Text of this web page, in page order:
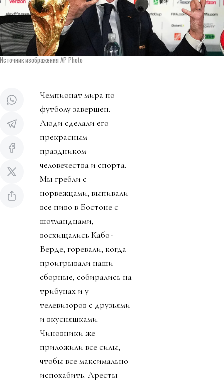
Источник изображения AP Photo
Чемпионат мира по
футболу завершен.
Люди сделали его
прекрасным
праздником
человечества и спорта.
Мы гребли с
норвежцами, выпивали
все пиво в Бостоне с
шотландцами,
восхищались Кабо-
Верде, горевали, когда
проигрывали наши
сборные, собирались на
трибунах и у
телевизоров с друзьями
и вкусняшками.
Чиновники же
приложили все силы,
чтобы все максимально
испохабить. Аресты